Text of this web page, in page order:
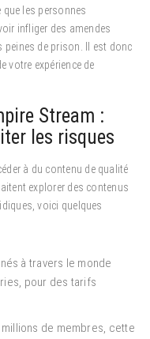
les personnes
infliger des amendes
peines de prison. Il est donc
votre expérience de
Stream :
les risques
à du contenu de qualité
explorer des contenus
voici quelques
à travers le monde
pour des tarifs
millions de membres, cette